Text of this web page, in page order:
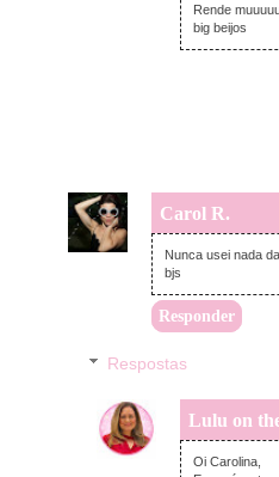
Rende
big beijos
Carol R.
Nunca usei nada
bjs
Responder
Respostas
Lulu on
Oi Carolina,